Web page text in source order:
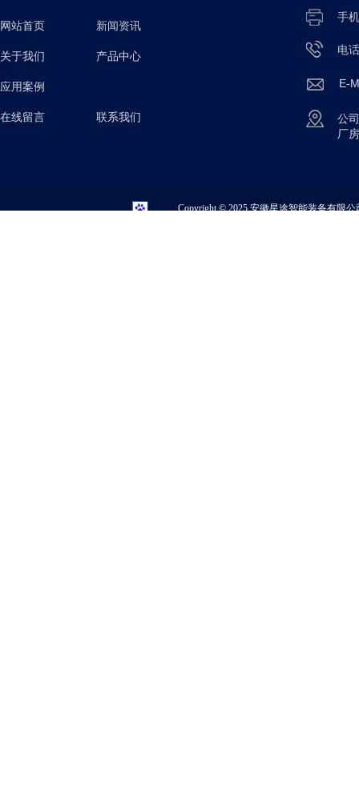
网站首页 新闻资讯
关于我们 产品中心
应用案例
在线留言 联系我们
电
手
E-
公
厂房
Copyright © 2025安徽星途智能装备有限